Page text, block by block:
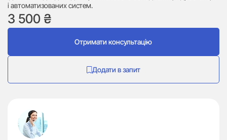
і автоматизованих систем.
3 500 ₴
Отримати консультацію
Додати в запит